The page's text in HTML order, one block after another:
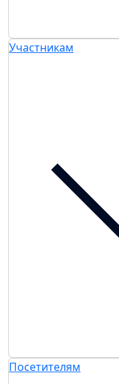
Участникам
Посетителям